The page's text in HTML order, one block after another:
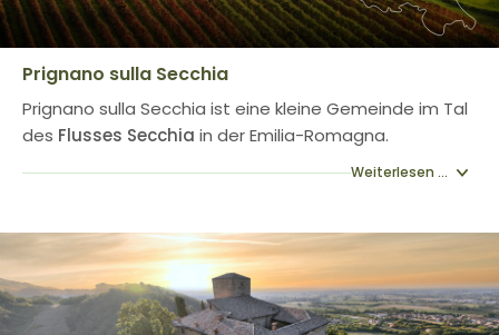
Prignano sulla Secchia
Prignano sulla Secchia ist eine kleine Gemeinde im Tal
des Flusses Secchia in der Emilia-Romagna.
Weiterlesen ...